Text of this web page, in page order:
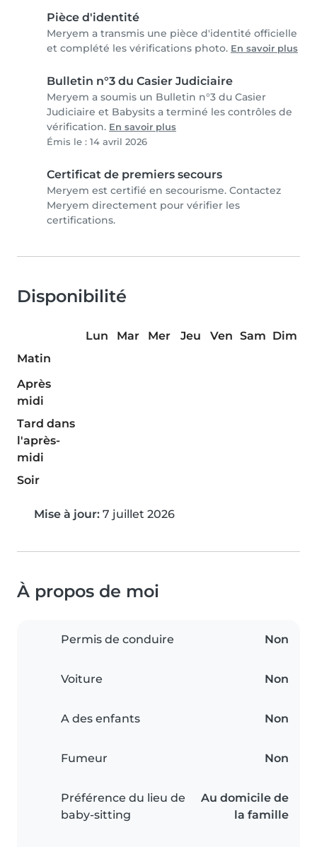
Pièce d'identité
Meryem a transmis une pièce d'identité officielle
et complété les vérifications photo. En savoir plus
Bulletin n°3 du Casier Judiciaire
Meryem a soumis un Bulletin n°3 du Casier
Judiciaire et Babysits a terminé les contrôles de
vérification. En savoir plus
Émis le : 14 avril 2026
Certificat de premiers secours
Meryem est certifié en secourisme. Contactez
Meryem directement pour vérifier les
certifications.
Disponibilité
Lun Mar Mer Jeu Ven Sam Dim
Matin
Après
midi
Tard dans
l'après-
midi
Soir
Mise à jour: 7 juillet 2026
À propos de moi
Permis de conduire Non
Voiture Non
A des enfants Non
Fumeur Non
Préférence du lieu de
baby-sitting
Au domicile de
la famille